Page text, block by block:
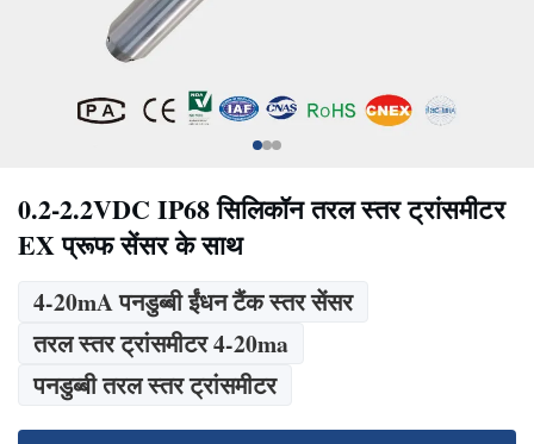
0.2-2.2VDC IP68 सिलिकॉन तरल स्तर ट्रांसमीटर
EX प्रूफ सेंसर के साथ
4-20mA पनडुब्बी ईंधन टैंक स्तर सेंसर
तरल स्तर ट्रांसमीटर 4-20ma
पनडुब्बी तरल स्तर ट्रांसमीटर